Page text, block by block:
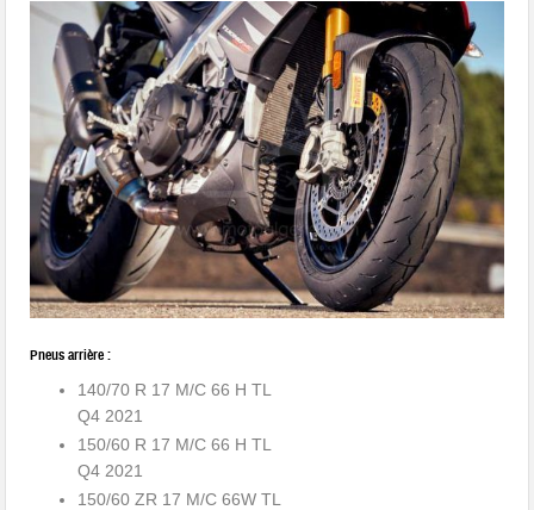
Pneus arrière :
140/70 R 17 M/C 66 H TL
Q4 2021
150/60 R 17 M/C 66 H TL
Q4 2021
150/60 ZR 17 M/C 66W TL